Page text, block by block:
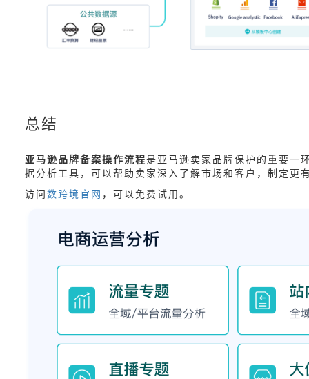
总结
亚马逊品牌备案操作流程是亚马逊卖家品牌保护的重要一
据分析工具，可以帮助卖家深入了解市场和客户，制定更
访问数跨境官网 ，可以免费试用。